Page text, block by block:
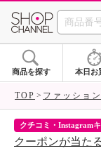
商品を探す 本日お
TOP ファッション
クチコミ・Instagram
クーポンが当た